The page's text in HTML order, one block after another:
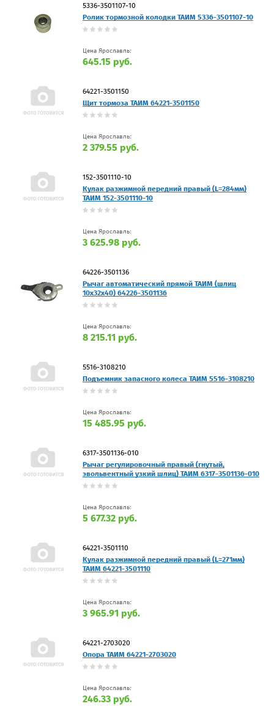
5336-3501107-10
Ролик тормозной колодки ТАИМ 5336-3501107-10
Цена Ярославль:
645.15 руб.
64221-3501150
Щит тормоза ТАИМ 64221-3501150
Цена Ярославль:
2 379.55 руб.
152-3501110-10
Кулак разжимной передний правый (L=284мм)
ТАИМ 152-3501110-10
Цена Ярославль:
3 625.98 руб.
64226-3501136
Рычаг автоматический прямой ТАИМ (шлиц
10х32х40) 64226-3501136
Цена Ярославль:
8 215.11 руб.
5516-3108210
Подъемник запасного колеса ТАИМ 5516-3108210
Цена Ярославль:
15 485.95 руб.
6317-3501136-010
Рычаг регулировочный правый (гнутый,
эвольвентный узкий шлиц) ТАИМ 6317-3501136-010
Цена Ярославль:
5 677.32 руб.
64221-3501110
Кулак разжимной передний правый (L=271мм)
ТАИМ 64221-3501110
Цена Ярославль:
3 965.91 руб.
64221-2703020
Опора ТАИМ 64221-2703020
Цена Ярославль:
246.33 руб.